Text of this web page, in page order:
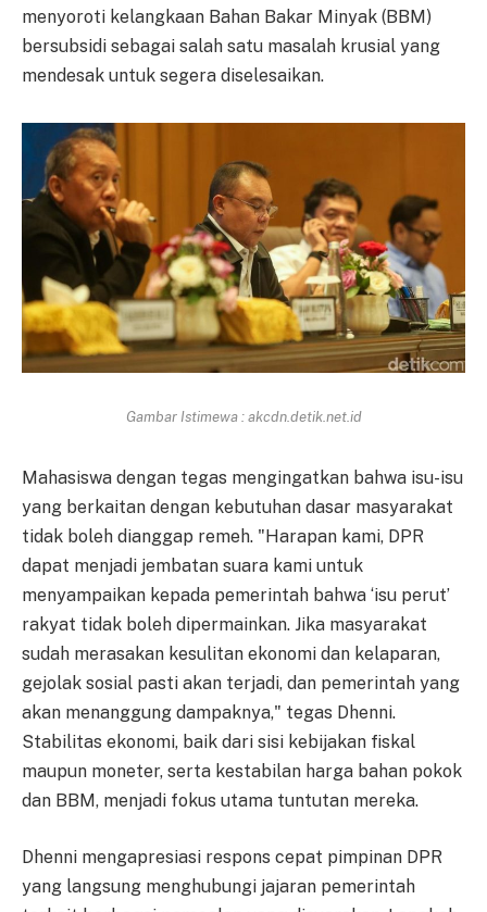
menyoroti kelangkaan Bahan Bakar Minyak (BBM)
bersubsidi sebagai salah satu masalah krusial yang
mendesak untuk segera diselesaikan.
Gambar Istimewa : akcdn.detik.net.id
Mahasiswa dengan tegas mengingatkan bahwa isu-isu
yang berkaitan dengan kebutuhan dasar masyarakat
tidak boleh dianggap remeh. "Harapan kami, DPR
dapat menjadi jembatan suara kami untuk
menyampaikan kepada pemerintah bahwa ‘isu perut’
rakyat tidak boleh dipermainkan. Jika masyarakat
sudah merasakan kesulitan ekonomi dan kelaparan,
gejolak sosial pasti akan terjadi, dan pemerintah yang
akan menanggung dampaknya," tegas Dhenni.
Stabilitas ekonomi, baik dari sisi kebijakan fiskal
maupun moneter, serta kestabilan harga bahan pokok
dan BBM, menjadi fokus utama tuntutan mereka.
Dhenni mengapresiasi respons cepat pimpinan DPR
yang langsung menghubungi jajaran pemerintah